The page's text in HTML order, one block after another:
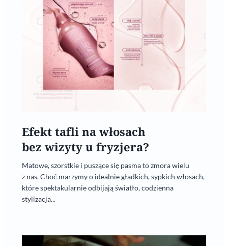
Efekt tafli na włosach
bez wizyty u fryzjera?
Matowe, szorstkie i puszące się pasma to zmora wielu
z nas. Choć marzymy o idealnie gładkich, sypkich włosach,
które spektakularnie odbijają światło, codzienna
stylizacja...